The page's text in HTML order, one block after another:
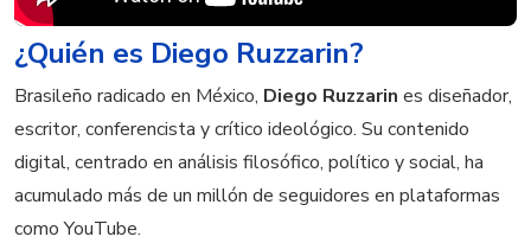
¿Quién es Diego Ruzzarin?
Brasileño radicado en México, Diego Ruzzarin es diseñador,
escritor, conferencista y crítico ideológico. Su contenido
digital, centrado en análisis filosófico, político y social, ha
acumulado más de un millón de seguidores en plataformas
como YouTube.